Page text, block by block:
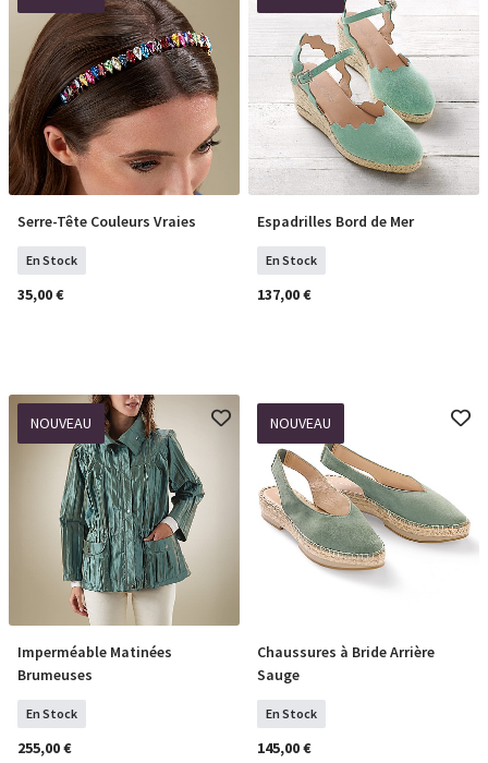
COMMANDER
Serre-Tête Couleurs Vraies
En Stock
35,00 €
Sélectionner Tailles
Espadrilles Bord de Mer
En Stock
137,00 €
NOUVEAU
Sélectionner Tailles
Imperméable Matinées
Brumeuses
En Stock
255,00 €
NOUVEAU
Sélectionner Tailles
Chaussures à Bride Arrière
Sauge
En Stock
145,00 €